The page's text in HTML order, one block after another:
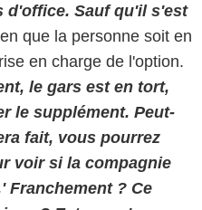
d'office. Sauf qu'il s'est
que la personne soit en
en charge de l'option.
le gars est en tort,
le supplément. Peut-
fait, vous pourrez
voir si la compagnie
Franchement ? Ce